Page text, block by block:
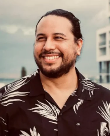
entrevista
voz
de
Bakugo
y
Shigaraki
en